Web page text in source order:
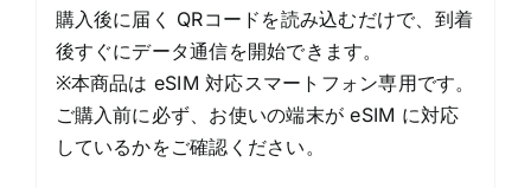
購入後に届く QRコードを読み込むだけで、到着
後すぐにデータ通信を開始できます。
※本商品は eSIM 対応スマートフォン専用です。
ご購入前に必ず、お使いの端末が eSIM に対応
しているかをご確認ください。